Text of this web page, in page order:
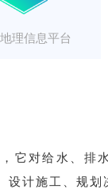
理信息平台
它对给水、排
设计施工、规划